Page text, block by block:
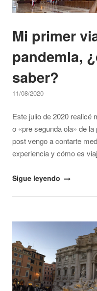
Mi primer
pandemia,
saber?
11/08/2020
Este julio de 2020 realicé
o «pre segunda ola» de
post vengo a contarte
experiencia y cómo es
"Mi
¿qué
necesitas
saber?"
Sigue leyendo
Open post